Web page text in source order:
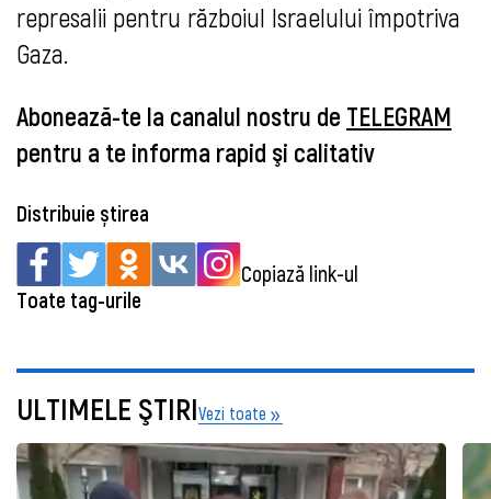
represalii pentru războiul Israelului împotriva
Gaza.
Abonează-te la canalul nostru de TELEGRAM
pentru a te informa rapid şi calitativ
Distribuie știrea
Copiază link-ul
Toate tag-urile
ULTIMELE ŞTIRIVezi toate